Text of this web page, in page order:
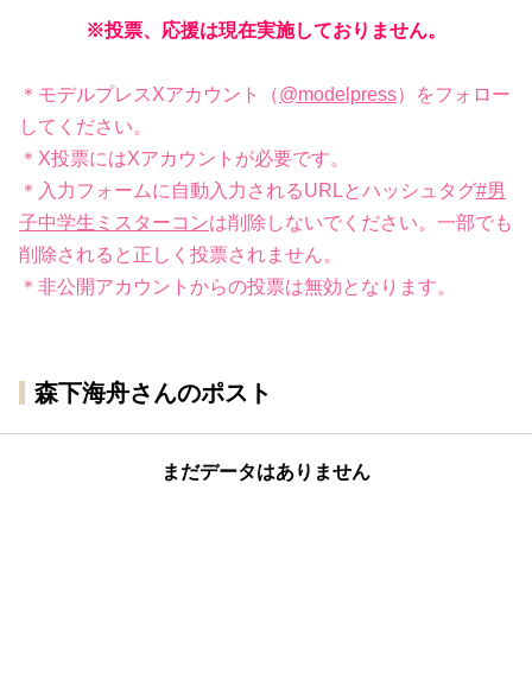
※投票、応援は現在実施しておりません。
＊モデルプレスXアカウント（@modelpress）をフォロー
してください。
＊X投票にはXアカウントが必要です。
＊入力フォームに自動入力されるURLとハッシュタグ#男
子中学生ミスターコンは削除しないでください。一部でも
削除されると正しく投票されません。
＊非公開アカウントからの投票は無効となります。
森下海舟さんのポスト
まだデータはありません